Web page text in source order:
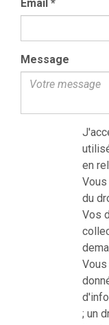
Email *
Message
en
du
Vos
; un